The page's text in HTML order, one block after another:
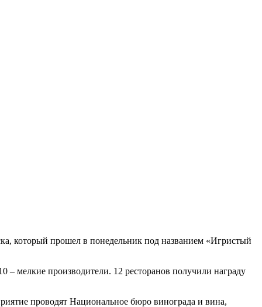
который прошел в понедельник под названием «Игристый
– мелкие производители. 12 ресторанов получили награду
проводят Национальное бюро винограда и вина,